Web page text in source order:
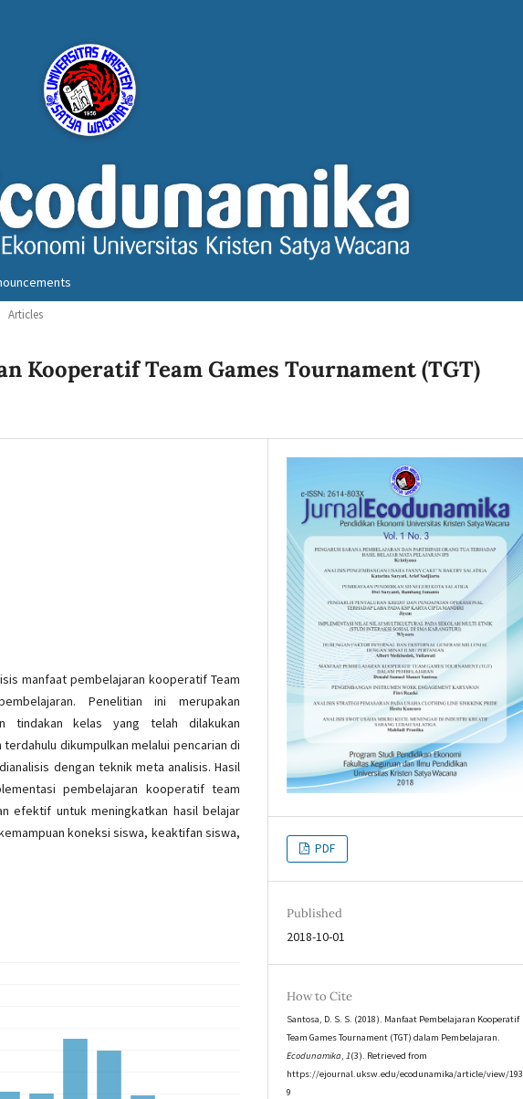
Articles
Kooperatif Team Games Tournament (TGT)
manfaat pembelajaran kooperatif Team
Penelitian ini merupakan
tindakan kelas yang telah dilakukan
dikumpulkan melalui pencarian di
dengan teknik meta analisis. Hasil
pembelajaran kooperatif team
efektif untuk meningkatkan hasil belajar
koneksi siswa, keaktifan siswa,
PDF
Published
2018-10-01
How to Cite
Santosa, D. S. S. (2018). Manfaat Pembelajaran Kooperatif
Team Games Tournament (TGT) dalam Pembelajaran.
Ecodunamika,1(3). Retrieved from
https://ejournal.uksw.edu/ecodunamika/article/view/193
9